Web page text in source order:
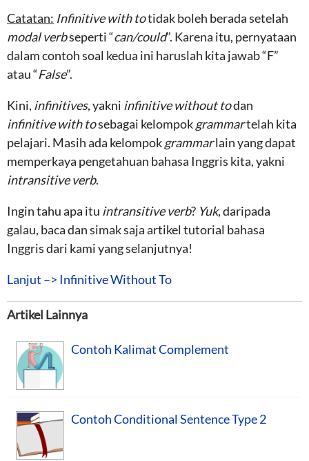
Catatan: Infinitive with totidak boleh berada setelah
modal verbseperti “can/could”. Karena itu, pernyataan
dalam contoh soal kedua ini haruslah kita jawab “F”
atau “False”.
Kini, infinitives, yakni infinitive without todan
infinitive with tosebagai kelompokgrammartelah kita
pelajari. Masih ada kelompokgrammarlain yang dapat
memperkaya pengetahuan bahasa Inggris kita, yakni
intransitive verb.
Ingin tahu apa itu intransitive verb? Yuk, daripada
galau, baca dan simak saja artikel tutorial bahasa
Inggris dari kami yang selanjutnya!
Lanjut –> Infinitive Without To
Artikel Lainnya
Contoh Kalimat Complement
Contoh Conditional Sentence Type 2